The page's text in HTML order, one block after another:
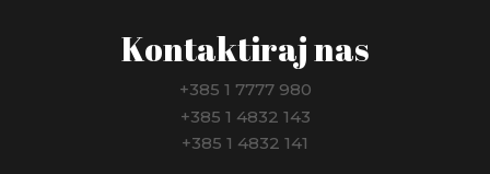
Kontaktiraj nas
+385 1 7777 980
+385 1 4832 143
+385 1 4832 141